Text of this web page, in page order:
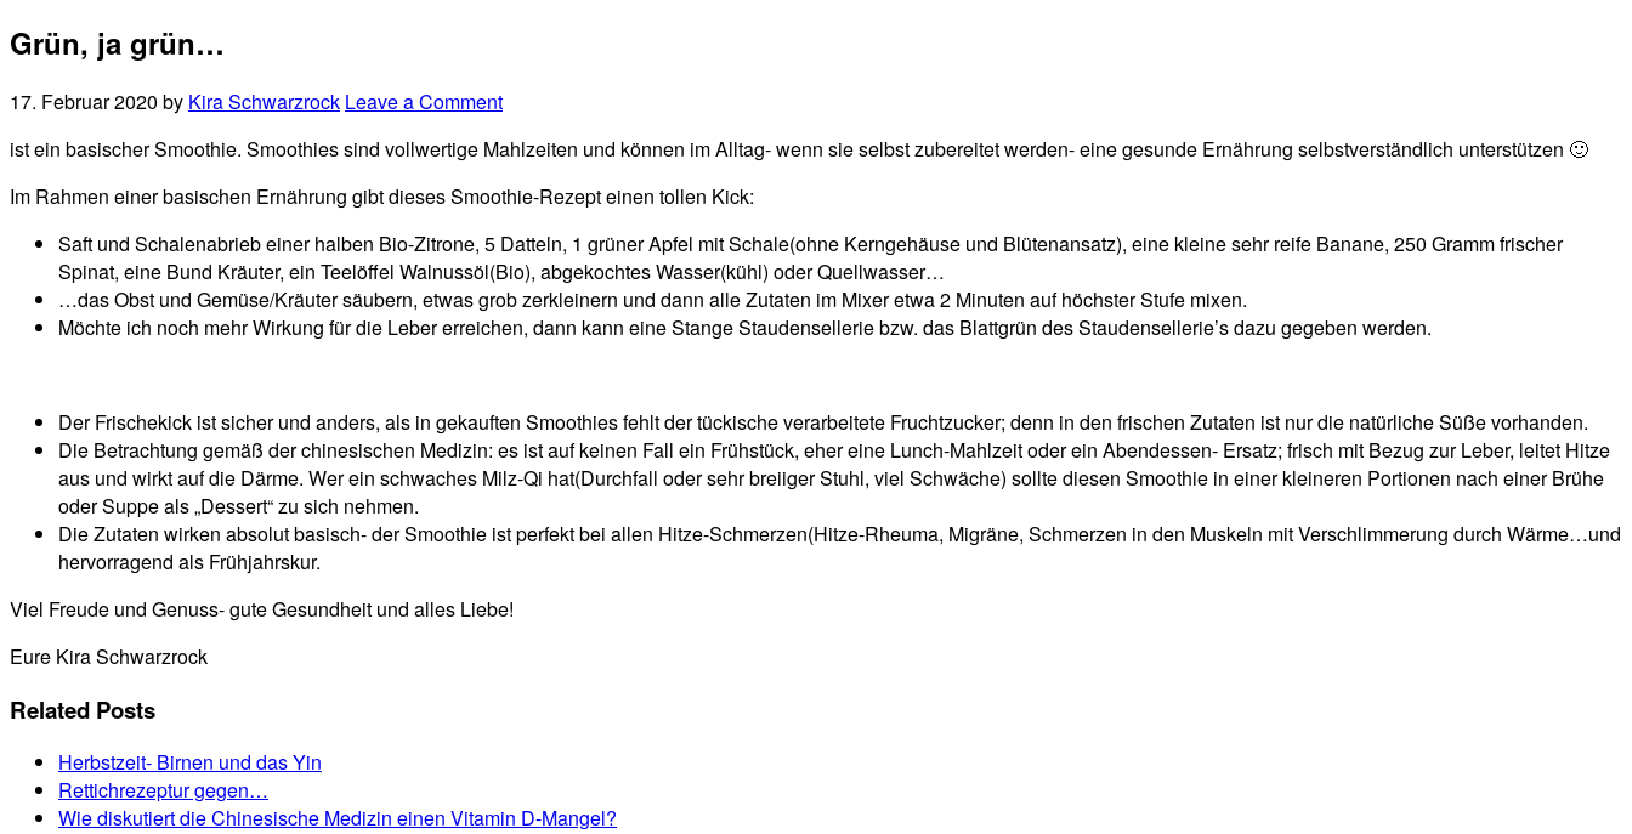
Grün, ja grün…
17. Februar 2020 by Kira Schwarzrock Leave a Comment
ist ein basischer Smoothie. Smoothies sind vollwertige Mahlzeiten und können im Alltag- wenn sie selbst zubereitet werden- eine gesunde Ernährung selbstverständlich unterstützen 🙂
Im Rahmen einer basischen Ernährung gibt dieses Smoothie-Rezept einen tollen Kick:
Saft und Schalenabrieb einer halben Bio-Zitrone, 5 Datteln, 1 grüner Apfel mit Schale(ohne Kerngehäuse und Blütenansatz), eine kleine sehr reife Banane, 250 Gramm frischer
Spinat, eine Bund Kräuter, ein Teelöffel Walnussöl(Bio), abgekochtes Wasser(kühl) oder Quellwasser…
…das Obst und Gemüse/Kräuter säubern, etwas grob zerkleinern und dann alle Zutaten im Mixer etwa 2 Minuten auf höchster Stufe mixen.
Möchte ich noch mehr Wirkung für die Leber erreichen, dann kann eine Stange Staudensellerie bzw. das Blattgrün des Staudensellerie’s dazu gegeben werden.
Der Frischekick ist sicher und anders, als in gekauften Smoothies fehlt der tückische verarbeitete Fruchtzucker; denn in den frischen Zutaten ist nur die natürliche Süße vorhanden.
Die Betrachtung gemäß der chinesischen Medizin: es ist auf keinen Fall ein Frühstück, eher eine Lunch-Mahlzeit oder ein Abendessen- Ersatz; frisch mit Bezug zur Leber, leitet Hitze
aus und wirkt auf die Därme. Wer ein schwaches Milz-Qi hat(Durchfall oder sehr breiiger Stuhl, viel Schwäche) sollte diesen Smoothie in einer kleineren Portionen nach einer Brühe
oder Suppe als „Dessert“ zu sich nehmen.
Die Zutaten wirken absolut basisch- der Smoothie ist perfekt bei allen Hitze-Schmerzen(Hitze-Rheuma, Migräne, Schmerzen in den Muskeln mit Verschlimmerung durch Wärme…und
hervorragend als Frühjahrskur.
Viel Freude und Genuss- gute Gesundheit und alles Liebe!
Eure Kira Schwarzrock
Related Posts
Herbstzeit- Birnen und das Yin
Rettichrezeptur gegen…
Wie diskutiert die Chinesische Medizin einen Vitamin D-Mangel?